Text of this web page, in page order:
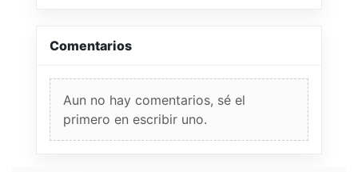
Comentarios
Aun no hay comentarios, sé el
primero en escribir uno.